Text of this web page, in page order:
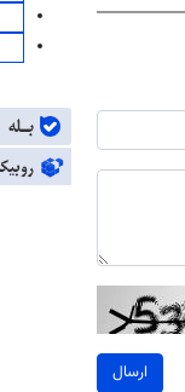
ارسال